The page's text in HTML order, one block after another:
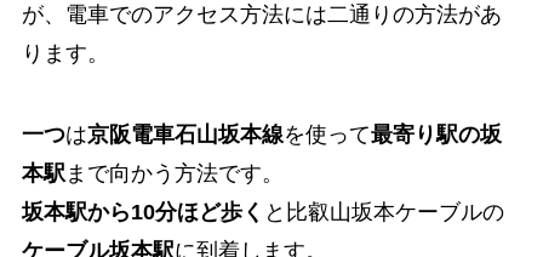
が、電車でのアクセス方法には二通りの方法があ
ります。
一つは京阪電車石山坂本線を使って最寄り駅の坂
本駅まで向かう方法です。
坂本駅から10分ほど歩く と比叡山坂本ケーブルの
ケーブル坂本駅に到着します。